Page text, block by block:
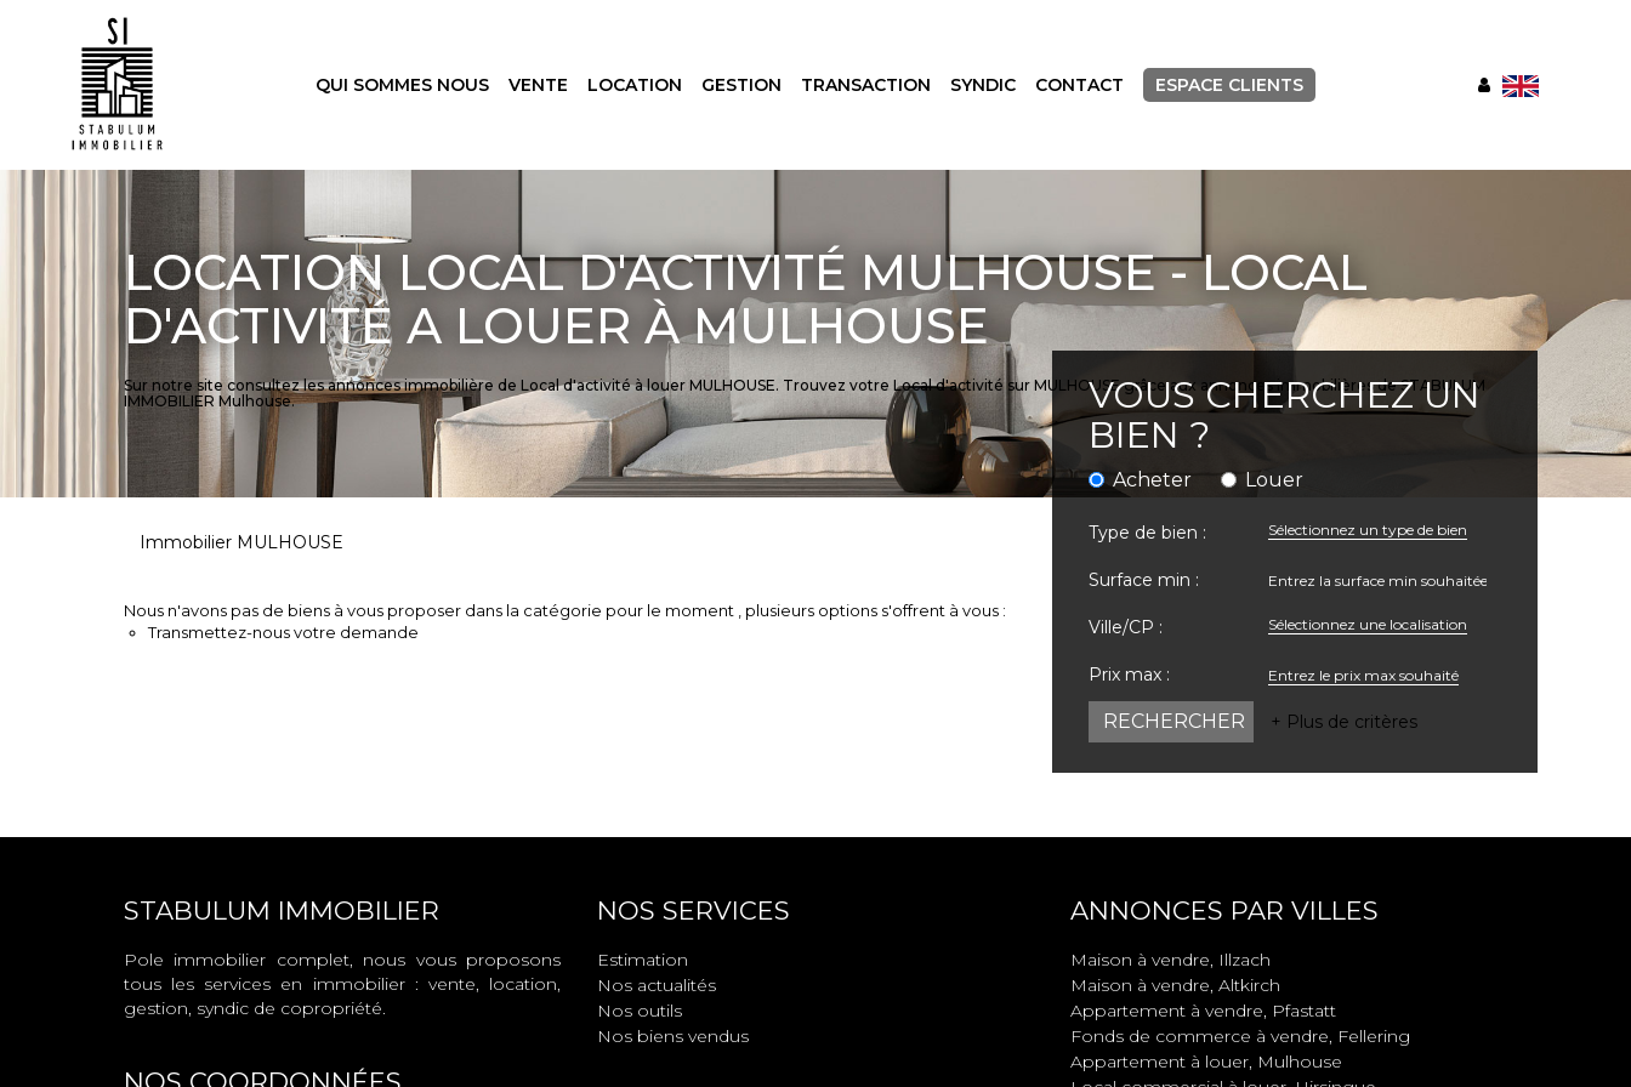
QUI SOMMES NOUS VENTE LOCATION GESTION TRANSACTION SYNDIC CONTACT ESPACE CLIENTS
LOCATION LOCAL D'ACTIVITÉ MULHOUSE - LOCAL
D'ACTIVITÉ A LOUER À MULHOUSE
Sur notre site consultez les annonces immobilière de Local d'activité à louer MULHOUSE. Trouvez votre Local d'activité sur MULHOUSE grâce aux annonces immobilières de STABULUM
IMMOBILIER Mulhouse.
VOUS CHERCHEZ UN
BIEN ?
Acheter Louer
Type de bien : Sélectionnez un type de bien
Surface min :
Ville/CP : Sélectionnez une localisation
Prix max :
+ Plus de critères
Immobilier MULHOUSE
Nous n'avons pas de biens à vous proposer dans la catégorie pour le moment , plusieurs options s'offrent à vous :
Transmettez-nous votre demande
STABULUM IMMOBILIER
Pole immobilier complet, nous vous proposons
tous les services en immobilier : vente, location,
gestion, syndic de copropriété.
NOS SERVICES
Estimation
Nos actualités
Nos outils
Nos biens vendus
ANNONCES PAR VILLES
Maison à vendre, Illzach
Maison à vendre, Altkirch
Appartement à vendre, Pfastatt
Fonds de commerce à vendre, Fellering
Appartement à louer, Mulhouse